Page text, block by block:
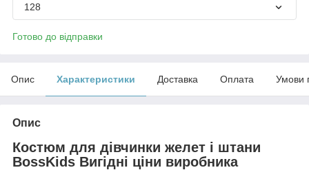
128
Готово до відправки
Опис Характеристики Доставка Оплата Умови
Опис
Костюм для дівчинки желет і штани
BossKids Вигідні ціни виробника